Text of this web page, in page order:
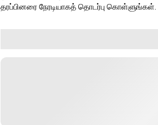
தரப்பினரை நேரடியாகத் தொடர்பு கொள்ளுங்கள்.